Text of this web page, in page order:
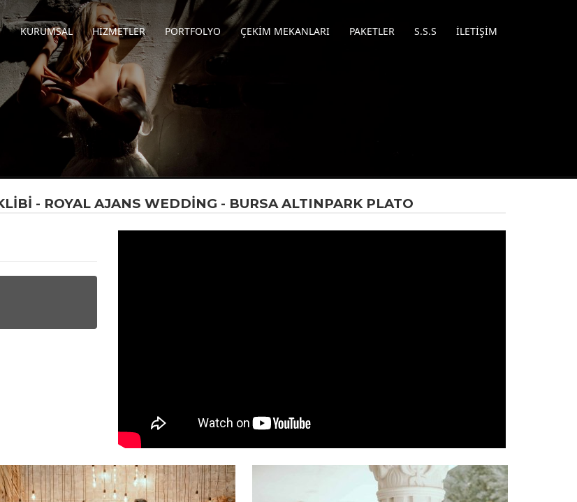
KURUMSAL HIZMETLER PORTFOLYO ÇEKIM MEKANLARI PAKETLER S.S.S İLETIŞIM
- ROYAL AJANS WEDDİNG - BURSA ALTINPARK PLATO